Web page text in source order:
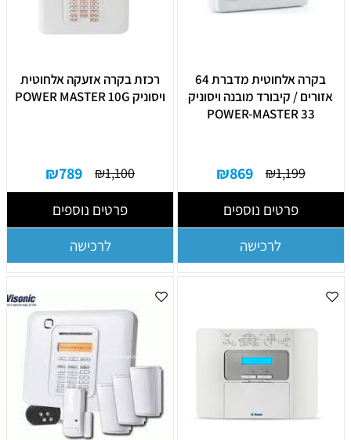
בקרה אלחוטית מדברת 64
אזורים / קיבורד מובנה ויסוניק
POWER-MASTER 33
₪1,199
₪869
פרטים נוספים
לרכישה
רכזת בקרה אזעקה אלחוטית
ויסוניק POWER MASTER 10G
₪1,100
₪789
פרטים נוספים
לרכישה